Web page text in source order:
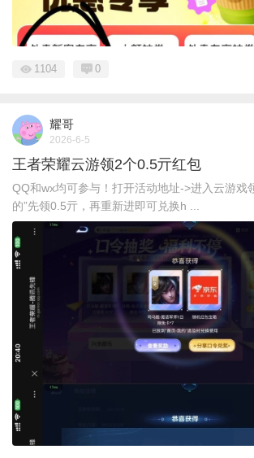
1104 0
耀哥
2026-6-5
王者荣耀云游领2个0.5亓红包
QQ和wx均可参与！打开活动地址->进入云游戏
的”先领0.5亓，再重新进即可兑换h ...